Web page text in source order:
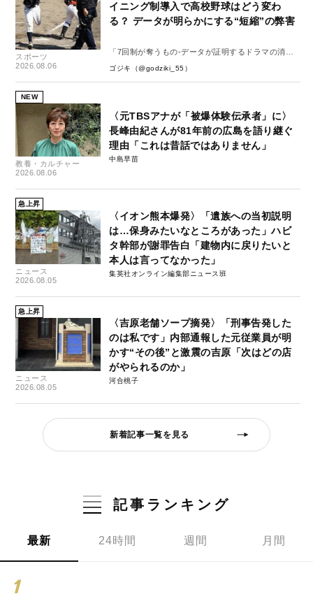
スポーツ
2026.08.06
イニング制導入で高校野球はどう変わ
る？ データが明らかにする“短縮”の弊害
「7回制が奪うもの-データが証明するドラマの消
失-」
ゴジキ（@godziki_55）
NEW
教養・カルチャー
2026.08.06
〈元TBSアナが「被爆体験伝承者」に〉
長峰由紀さんが81年前の広島を語り継ぐ
理由「これは昔話ではありません」
中島早苗
急上昇
ニュース
2026.08.05
〈イオン熊本爆発〉「遺族への当初説明
は…保身みたいなところがあった」ハビ
タ幹部が謝罪告白「建物内に戻りたいと
本人は言ってなかった」
集英社オンライン編集部ニュース班
急上昇
ニュース
2026.08.05
〈吉原老舗ソープ摘発〉「刑事告発した
のは私です」内部通報した元従業員が明
かす“その後”と激震の吉原「次はどの店
がやられるのか」
河合桃子
新着記事一覧を見る
記事ランキング
最新 24時間 週間 月間